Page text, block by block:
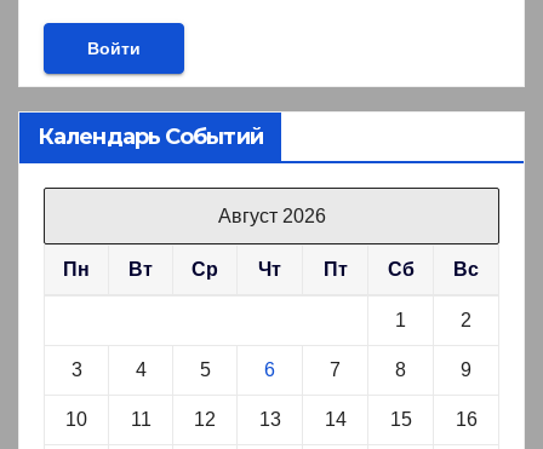
Календарь Событий
Август 2026
Пн Вт Ср Чт Пт Сб Вс
1 2
3 4 5 6 7 8 9
10 11 12 13 14 15 16